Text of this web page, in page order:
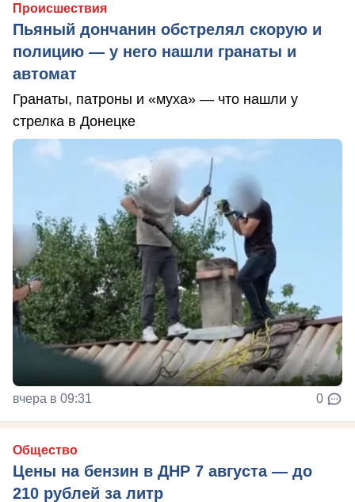
Происшествия
Пьяный дончанин обстрелял скорую и
полицию — у него нашли гранаты и
автомат
Гранаты, патроны и «муха» — что нашли у
стрелка в Донецке
вчера в 09:31 0
Общество
Цены на бензин в ДНР 7 августа — до
210 рублей за литр